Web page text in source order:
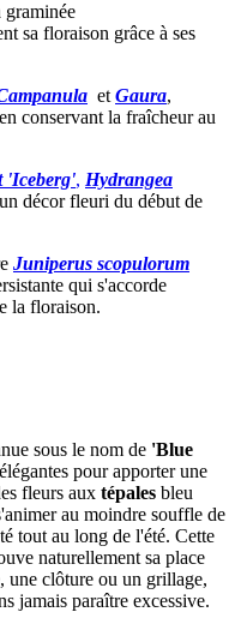
graminée
sa floraison grâce à ses
etGaura,
conservant la fraîcheur au
'Iceberg', Hydrangea
décor fleuri du début de
Juniperus scopulorum
qui s'accorde
la floraison.
sous le nom de 'Blue
pour apporter une
fleurs aux tépales bleu
au moindre souffle de
tout au long de l'été. Cette
naturellement sa place
une clôture ou un grillage,
jamais paraître excessive.